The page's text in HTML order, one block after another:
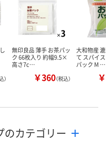
）
無印良品 薄手 お茶パッ
ク 66枚入り 約幅9.5×
高さ7c…
￥360（税込）
大和物産
て スパイ
パック M …
カテゴリー